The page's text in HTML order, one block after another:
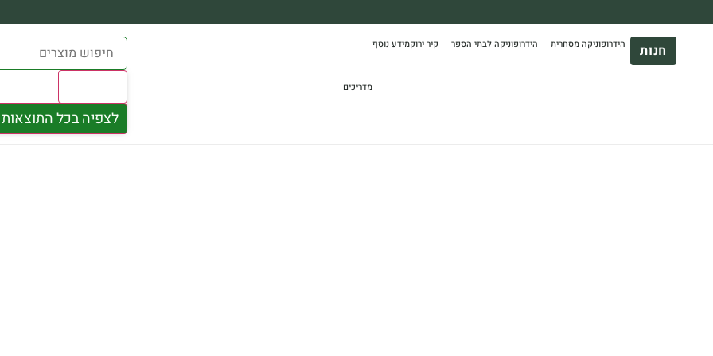
*בהתאם להגבלת גודל ומשקל
חנות הידרופוניקה מסחרית הידרופוניקה לבתי הספר קיר ירוקמידע נוסף
מדריכים
לצפיה בכל התוצאות